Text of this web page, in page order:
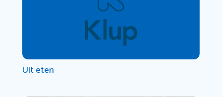
Uit eten